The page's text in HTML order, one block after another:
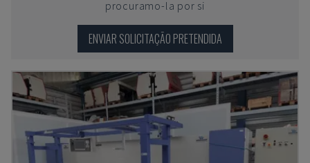
procuramo-la por si
ENVIAR SOLICITAÇÃO PRETENDIDA